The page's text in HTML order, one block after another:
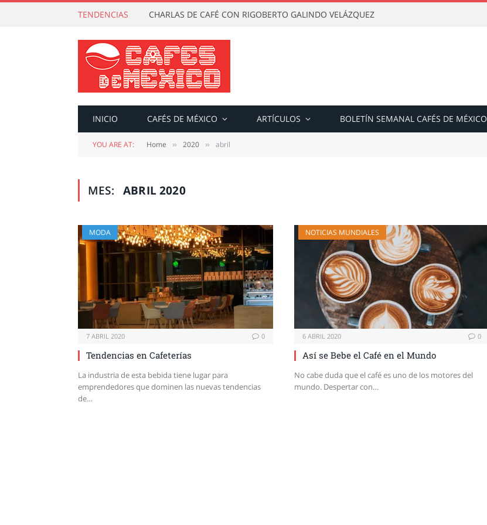
TENDENCIAS CHARLAS DE CAFÉ CON RIGOBERTO GALINDO VELÁZQUEZ
INICIO CAFÉS DE MÉXICO ARTÍCULOS BOLETÍN SEMANAL CAFÉS DE MÉXICO
YOU ARE AT: Home » 2020 » abril
MES: ABRIL 2020
MODA
7 ABRIL 2020 0
Tendencias en Cafeterías
La industria de esta bebida tiene lugar para
emprendedores que dominen las nuevas tendencias
de…
NOTICIAS MUNDIALES
6 ABRIL 2020 0
Así se Bebe el Café en el Mundo
No cabe duda que el café es uno de los motores del
mundo. Despertar con…